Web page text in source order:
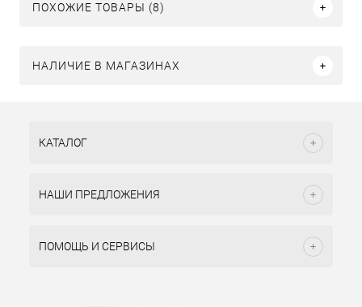
ПОХОЖИЕ ТОВАРЫ (8)
НАЛИЧИЕ В МАГАЗИНАХ
КАТАЛОГ
НАШИ ПРЕДЛОЖЕНИЯ
ПОМОЩЬ И СЕРВИСЫ